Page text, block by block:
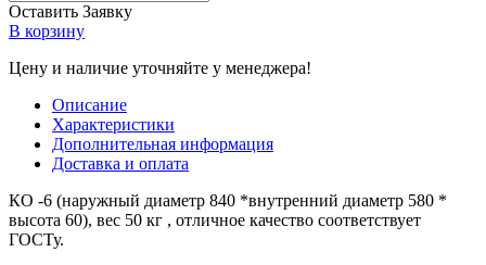
Оставить Заявку
В корзину
Цену и наличие уточняйте у менеджера!
Описание
Характеристики
Дополнительная информация
Доставка и оплата
КО -6 (наружный диаметр 840 *внутренний диаметр 580 *
высота 60), вес 50 кг , отличное качество соответствует
ГОСТу.